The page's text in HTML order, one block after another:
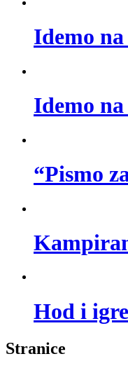
Idemo
Idemo
“Pismo
Hod i
Stranice